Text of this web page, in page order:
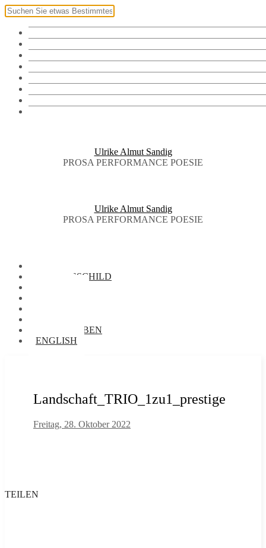
Ulrike Almut Sandig
PROSA PERFORMANCE POESIE
Ulrike Almut Sandig
PROSA PERFORMANCE POESIE
NAMENSSCHILD
BRIEFTAUBEN
ENGLISH
Landschaft_TRIO_1zu1_prestige
Freitag, 28. Oktober 2022
TEILEN